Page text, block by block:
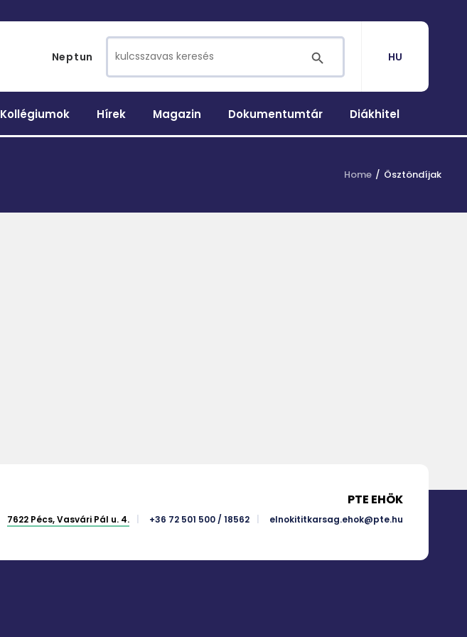
Neptun
Search for:
HU
Kollégiumok Hírek Magazin Dokumentumtár Diákhitel
Home Ösztöndíjak
PTE EHÖK
7622 Pécs, Vasvári Pál u. 4. +36 72 501 500 / 18562 elnokititkarsag.ehok@pte.hu